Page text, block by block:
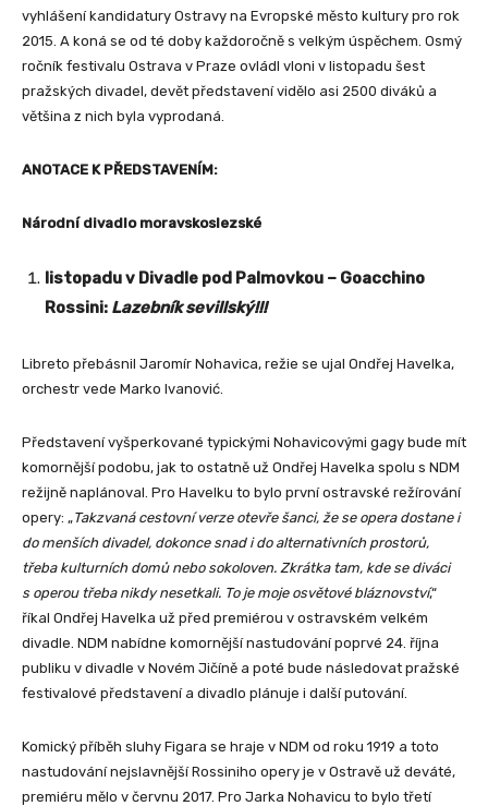
vyhlášení kandidatury Ostravy na Evropské město kultury pro rok
2015. A koná se od té doby každoročně s velkým úspěchem. Osmý
ročník festivalu Ostrava v Praze ovládl vloni v listopadu šest
pražských divadel, devět představení vidělo asi 2500 diváků a
většina z nich byla vyprodaná.
ANOTACE K PŘEDSTAVENÍM:
Národní divadlo moravskoslezské
listopadu v Divadle pod Palmovkou – Goacchino
Rossini: Lazebník sevillský!!!
Libreto přebásnil Jaromír Nohavica, režie se ujal Ondřej Havelka,
orchestr vede Marko Ivanović.
Představení vyšperkované typickými Nohavicovými gagy bude mít
komornější podobu, jak to ostatně už Ondřej Havelka spolu s NDM
režijně naplánoval. Pro Havelku to bylo první ostravské režírování
opery: „Takzvaná cestovní verze otevře šanci, že se opera dostane i
do menších divadel, dokonce snad i do alternativních prostorů,
třeba kulturních domů nebo sokoloven. Zkrátka tam, kde se diváci
s operou třeba nikdy nesetkali. To je moje osvětové bláznovství,“
říkal Ondřej Havelka už před premiérou v ostravském velkém
divadle. NDM nabídne komornější nastudování poprvé 24. října
publiku v divadle v Novém Jičíně a poté bude následovat pražské
festivalové představení a divadlo plánuje i další putování.
Komický příběh sluhy Figara se hraje v NDM od roku 1919 a toto
nastudování nejslavnější Rossiniho opery je v Ostravě už deváté,
premiéru mělo v červnu 2017. Pro Jarka Nohavicu to bylo třetí